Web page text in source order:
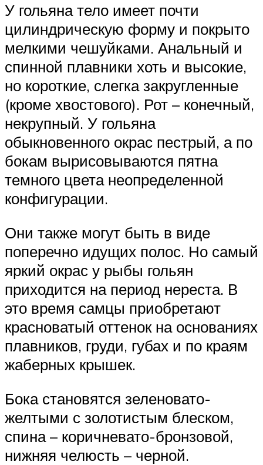
У гольяна тело имеет почти
цилиндрическую форму и покрыто
мелкими чешуйками. Анальный и
спинной плавники хоть и высокие,
но короткие, слегка закругленные
(кроме хвостового). Рот – конечный,
некрупный. У гольяна
обыкновенного окрас пестрый, а по
бокам вырисовываются пятна
темного цвета неопределенной
конфигурации.
Они также могут быть в виде
поперечно идущих полос. Но самый
яркий окрас у рыбы гольян
приходится на период нереста. В
это время самцы приобретают
красноватый оттенок на основаниях
плавников, груди, губах и по краям
жаберных крышек.
Бока становятся зеленовато-
желтыми с золотистым блеском,
спина – коричневато-бронзовой,
нижняя челюсть – черной.